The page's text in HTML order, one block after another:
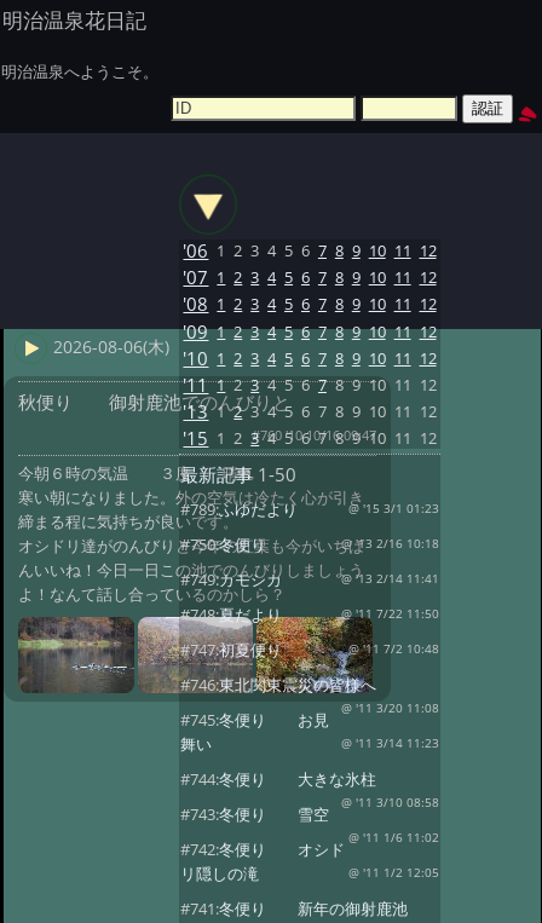
明治温泉花日記
明治温泉へようこそ。
2026-08-06(木)
秋便り 御射鹿池でのんびりと
#760 '10 10/16 09:47
今朝６時の気温 ３度 晴れ
寒い朝になりました。外の空気は冷たく心が引き
締まる程に気持ちが良いです。
オシドリ達がのんびりと今年の紅葉も今がいちば
んいいね！今日一日この池でのんびりしましょう
よ！なんて話し合っているのかしら？
'06 1 2 3 4 5 6 7 8 9 10 11 12
'07 1 2 3 4 5 6 7 8 9 10 11 12
'08 1 2 3 4 5 6 7 8 9 10 11 12
'09 1 2 3 4 5 6 7 8 9 10 11 12
'10 1 2 3 4 5 6 7 8 9 10 11 12
'11 1 2 3 4 5 6 7 8 9 10 11 12
'13 1 2 3 4 5 6 7 8 9 10 11 12
'15 1 2 3 4 5 6 7 8 9 10 11 12
最新記事1-50
#789:ふゆだより @ '15 3/1 01:23
#750:冬便り @ '13 2/16 10:18
#749:カモシカ @ '13 2/14 11:41
#748:夏だより @ '11 7/22 11:50
#747:初夏便り @ '11 7/2 10:48
#746:東北関東震災の皆様へ
@ '11 3/20 11:08
#745:冬便り お見
舞い
@ '11 3/14 11:23
#744:冬便り 大きな氷柱
@ '11 3/10 08:58
#743:冬便り 雪空
@ '11 1/6 11:02
#742:冬便り オシド
リ隠しの滝
@ '11 1/2 12:05
#741:冬便り 新年の御射鹿池